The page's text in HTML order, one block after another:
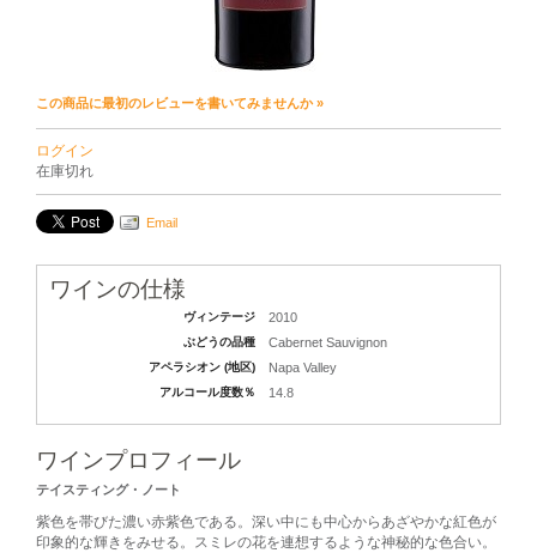
この商品に最初のレビューを書いてみませんか »
ログイン
在庫切れ
Email
ワインの仕様
ヴィンテージ 2010
ぶどうの品種 Cabernet Sauvignon
アペラシオン (地区) Napa Valley
アルコール度数％ 14.8
ワインプロフィール
テイスティング・ノート
紫色を帯びた濃い赤紫色である。深い中にも中心からあざやかな紅色が
印象的な輝きをみせる。スミレの花を連想するような神秘的な色合い。